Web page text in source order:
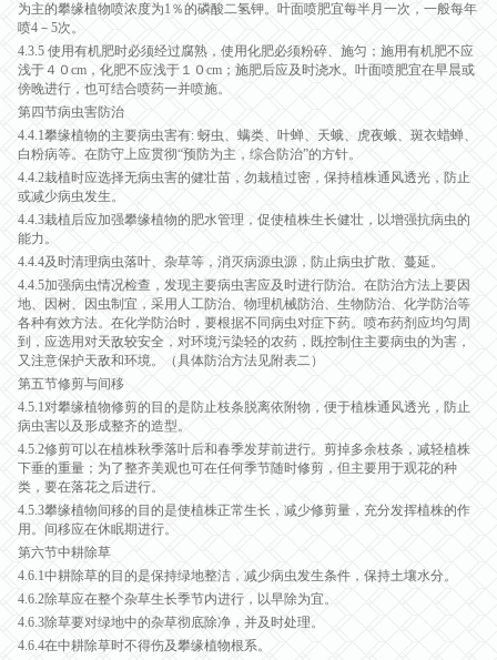
为主的攀缘植物喷浓度为1％的磷酸二氢钾。叶面喷肥宜每半月一次，一般每年
喷4－5次。
4.3.5 使用有机肥时必须经过腐熟，使用化肥必须粉碎、施匀；施用有机肥不应
浅于４０cm，化肥不应浅于１０cm；施肥后应及时浇水。叶面喷肥宜在早晨或
傍晚进行，也可结合喷药一并喷施。
第四节病虫害防治
4.4.1攀缘植物的主要病虫害有: 蚜虫、螨类、叶蝉、天蛾、虎夜蛾、斑衣蜡蝉、
白粉病等。在防守上应贯彻“预防为主，综合防治”的方针。
4.4.2栽植时应选择无病虫害的健壮苗，勿栽植过密，保持植株通风透光，防止
或减少病虫发生。
4.4.3栽植后应加强攀缘植物的肥水管理，促使植株生长健壮，以增强抗病虫的
能力。
4.4.4及时清理病虫落叶、杂草等，消灭病源虫源，防止病虫扩散、蔓延。
4.4.5加强病虫情况检查，发现主要病虫害应及时进行防治。在防治方法上要因
地、因树、因虫制宜，采用人工防治、物理机械防治、生物防治、化学防治等
各种有效方法。在化学防治时，要根据不同病虫对症下药。喷布药剂应均匀周
到，应选用对天敌较安全，对环境污染轻的农药，既控制住主要病虫的为害，
又注意保护天敌和环境。（具体防治方法见附表二）
第五节修剪与间移
4.5.1对攀缘植物修剪的目的是防止枝条脱离依附物，便于植株通风透光，防止
病虫害以及形成整齐的造型。
4.5.2修剪可以在植株秋季落叶后和春季发芽前进行。剪掉多余枝条，减轻植株
下垂的重量；为了整齐美观也可在任何季节随时修剪，但主要用于观花的种
类，要在落花之后进行。
4.5.3攀缘植物间移的目的是使植株正常生长，减少修剪量，充分发挥植株的作
用。间移应在休眠期进行。
第六节中耕除草
4.6.1中耕除草的目的是保持绿地整洁，减少病虫发生条件，保持土壤水分。
4.6.2除草应在整个杂草生长季节内进行，以早除为宜。
4.6.3除草要对绿地中的杂草彻底除净，并及时处理。
4.6.4在中耕除草时不得伤及攀缘植物根系。